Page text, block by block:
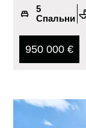
5
Спальни
950 000 €